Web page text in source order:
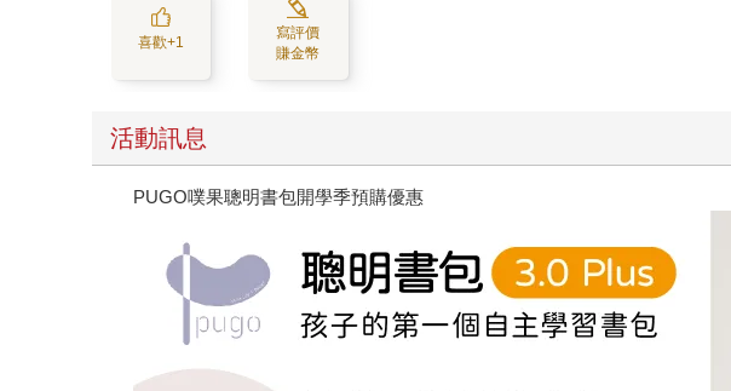
喜歡+1
寫評價
賺金幣
活動訊息
PUGO噗果聰明書包開學季預購優惠